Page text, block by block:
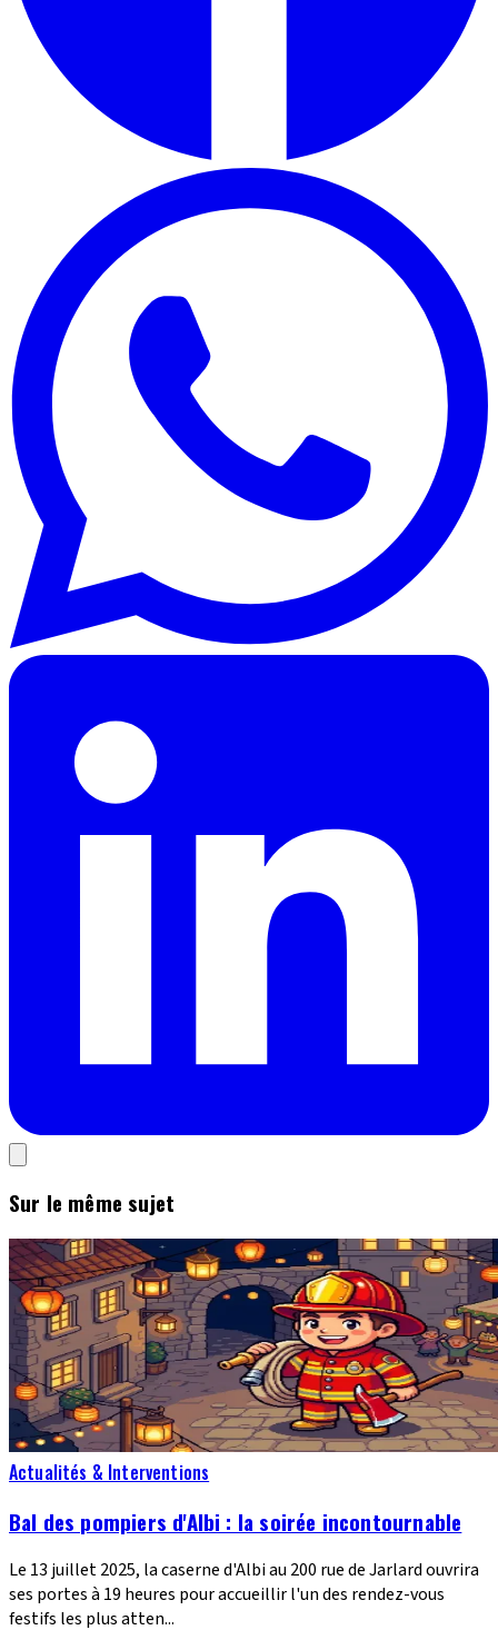
Sur le même sujet
Actualités & Interventions
Bal des pompiers d'Albi : la soirée incontournable
Le 13 juillet 2025, la caserne d'Albi au 200 rue de Jarlard ouvrira
ses portes à 19 heures pour accueillir l'un des rendez-vous
festifs les plus atten...